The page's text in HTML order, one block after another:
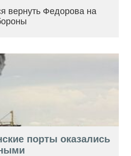
вернуть Федорова на
порты оказались